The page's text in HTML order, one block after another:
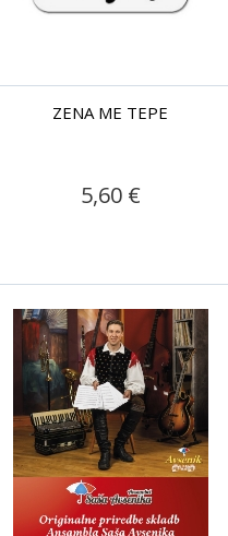
ZENA ME TEPE
5,60 €